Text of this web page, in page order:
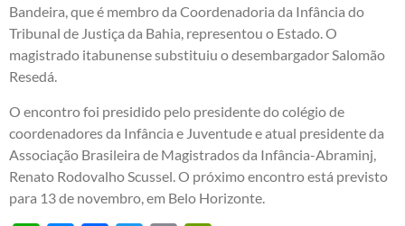
Bandeira, que é membro da Coordenadoria da Infância do
Tribunal de Justiça da Bahia, representou o Estado. O
magistrado itabunense substituiu o desembargador Salomão
Resedá.
O encontro foi presidido pelo presidente do colégio de
coordenadores da Infância e Juventude e atual presidente da
Associação Brasileira de Magistrados da Infância-Abraminj,
Renato Rodovalho Scussel. O próximo encontro está previsto
para 13 de novembro, em Belo Horizonte.